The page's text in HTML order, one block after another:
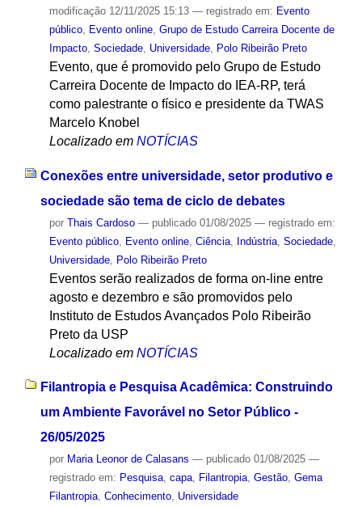
modificação12/11/2025 15:13 — registrado em: Evento
público, Evento online, Grupo de Estudo Carreira Docente de
Impacto, Sociedade, Universidade, Polo Ribeirão Preto
Evento, que é promovido pelo Grupo de Estudo
Carreira Docente de Impacto do IEA-RP, terá
como palestrante o físico e presidente da TWAS
Marcelo Knobel
Localizado em NOTÍCIAS
Conexões entre universidade, setor produtivo e
sociedade são tema de ciclo de debates
por Thais Cardoso — publicado01/08/2025 — registrado em:
Evento público, Evento online, Ciência, Indústria, Sociedade,
Universidade, Polo Ribeirão Preto
Eventos serão realizados de forma on-line entre
agosto e dezembro e são promovidos pelo
Instituto de Estudos Avançados Polo Ribeirão
Preto da USP
Localizado em NOTÍCIAS
Filantropia e Pesquisa Acadêmica: Construindo
um Ambiente Favorável no Setor Público -
26/05/2025
por Maria Leonor de Calasans — publicado01/08/2025 —
registrado em: Pesquisa, capa, Filantropia, Gestão, Gema
Filantropia, Conhecimento, Universidade